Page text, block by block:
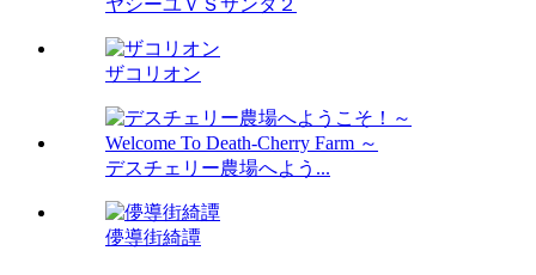
ヤシーユＶＳサンタ２
ザコリオン
デスチェリー農場へよう...
儚導街綺譚